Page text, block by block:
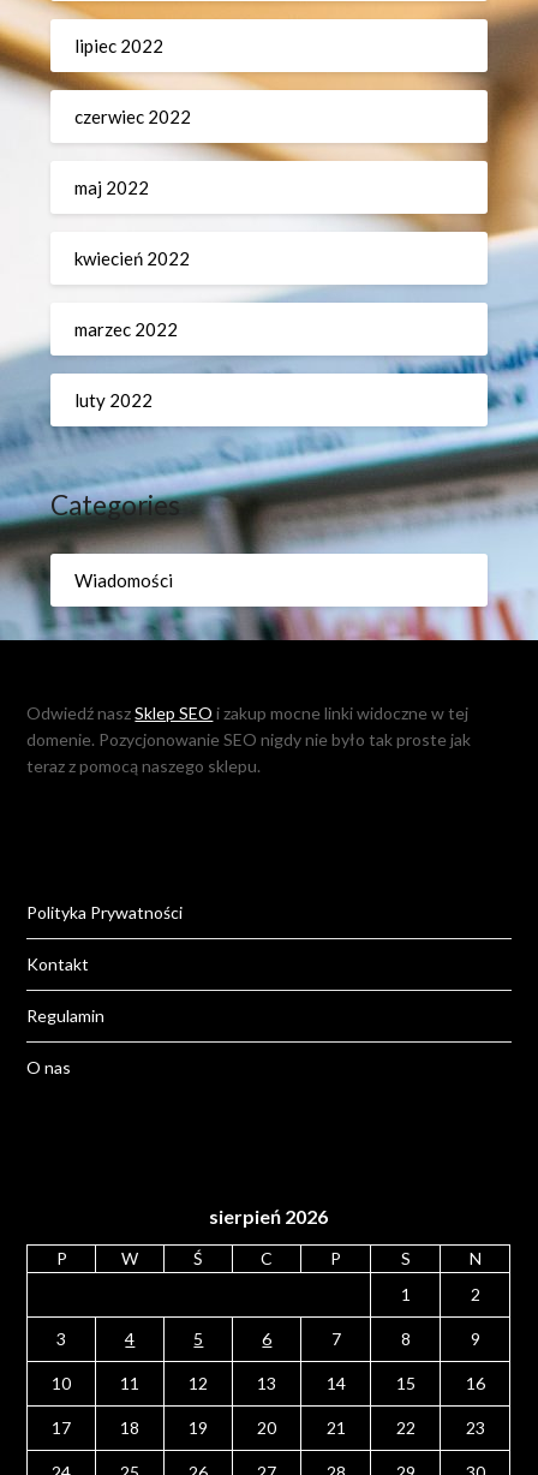
lipiec 2022
czerwiec 2022
maj 2022
kwiecień 2022
marzec 2022
luty 2022
Categories
Wiadomości
Odwiedź naszSklep SEO i zakup mocne linki widoczne w tej
domenie. Pozycjonowanie SEO nigdy nie było tak proste jak
teraz z pomocą naszego sklepu.
Polityka Prywatności
Kontakt
Regulamin
O nas
sierpień 2026
P W Ś C P S
N
1
2
3 4 5 6 7 8 9
10 11 12 13 14 15 16
17 18 19 20 21 22 23